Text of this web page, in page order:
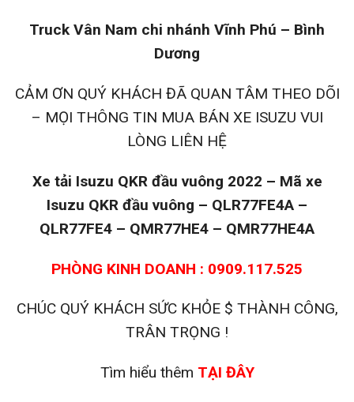
Truck Vân Nam chi nhánh Vĩnh Phú – Bình
Dương
CẢM ƠN QUÝ KHÁCH ĐÃ QUAN TÂM THEO DÕI
– MỌI THÔNG TIN MUA BÁN XE ISUZU VUI
LÒNG LIÊN HỆ
Xe tải Isuzu QKR đầu vuông 2022 – Mã xe
Isuzu QKR đầu vuông – QLR77FE4A –
QLR77FE4 – QMR77HE4 – QMR77HE4A
PHÒNG KINH DOANH : 0909.117.525
CHÚC QUÝ KHÁCH SỨC KHỎE $ THÀNH CÔNG,
TRÂN TRỌNG !
Tìm hiểu thêm TẠI ĐÂY